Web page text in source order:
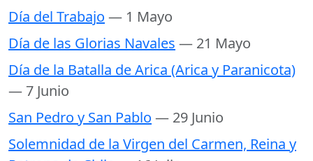
Día del Trabajo — 1 Mayo
Día de las Glorias Navales — 21 Mayo
Día de la Batalla de Arica (Arica y Paranicota)
— 7 Junio
San Pedro y San Pablo — 29 Junio
Solemnidad de la Virgen del Carmen, Reina y